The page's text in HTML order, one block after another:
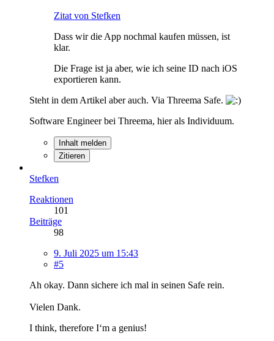
Zitat von Stefken
Dass wir die App nochmal kaufen müssen, ist
klar.
Die Frage ist ja aber, wie ich seine ID nach iOS
exportieren kann.
Steht in dem Artikel aber auch. Via Threema Safe.
Software Engineer bei Threema, hier als Individuum.
Inhalt melden
Zitieren
Stefken
Reaktionen
101
Beiträge
98
9. Juli 2025 um 15:43
#5
Ah okay. Dann sichere ich mal in seinen Safe rein.
Vielen Dank.
I think, therefore I‘m a genius!